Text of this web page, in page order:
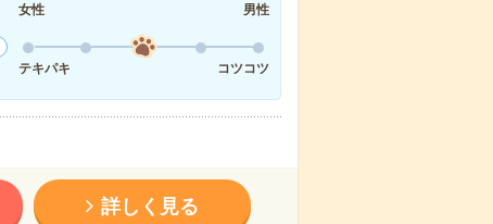
女性
男性
テキパキ
コツコツ
詳しく見る